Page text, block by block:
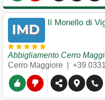
Il Monello di
Abbigliamento Cerro
Cerro Maggiore
+39